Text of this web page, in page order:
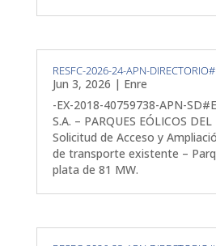
RESFC-2026-24-APN-
Jun 3, 2026 | Enre
-EX-2018-40759738-APN-
S.A. – PARQUES EÓLICOS
Solicitud de Acceso y
de transporte existente –
plata de 81 MW.